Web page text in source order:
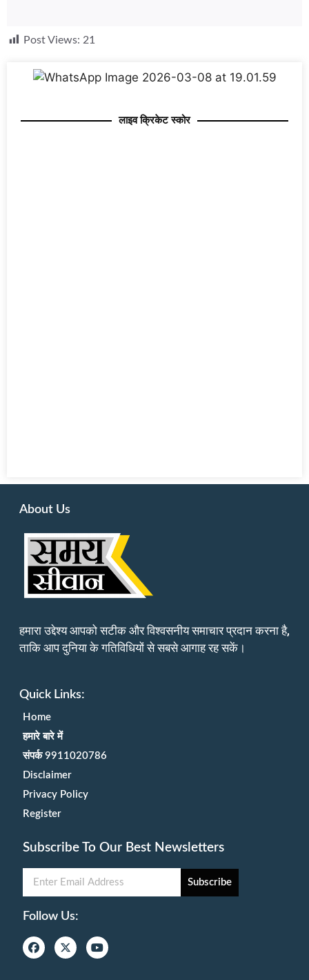
Post Views: 21
लाइव क्रिकेट स्कोर
About Us
हमारा उद्देश्य आपको सटीक और विश्वसनीय समाचार प्रदान करना है,
ताकि आप दुनिया के गतिविधियों से सबसे आगाह रह सकें।
Quick Links:
Home
हमारे बारे में
संपर्क 9911020786
Disclaimer
Privacy Policy
Register
Subscribe To Our Best Newsletters
Subscribe
Follow Us: